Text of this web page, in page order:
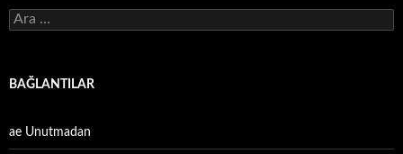
Arama:
BAĞLANTILAR
ae Unutmadan